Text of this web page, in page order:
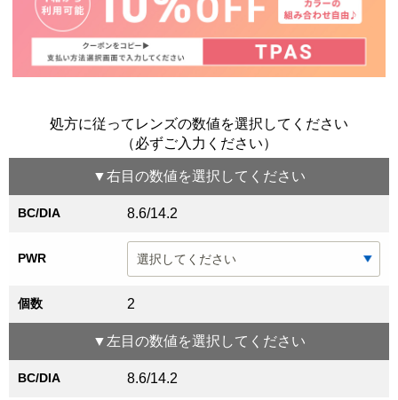
処方に従ってレンズの数値を選択してください
（必ずご入力ください）
▼右目 の数値を選択してください
BC/DIA 8.6/14.2
PWR
個数 2
▼左目 の数値を選択してください
BC/DIA 8.6/14.2